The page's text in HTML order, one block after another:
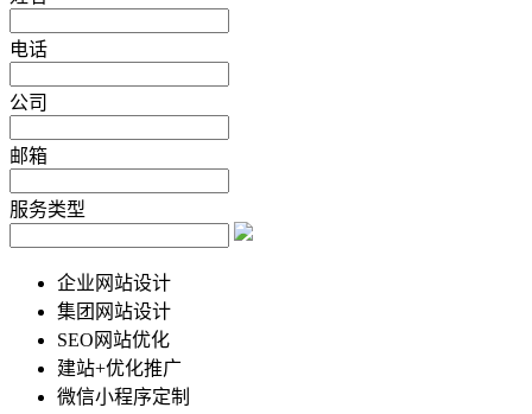
电话
公司
邮箱
服务类型
企业网站设计
集团网站设计
SEO网站优化
建站+优化推广
微信小程序定制